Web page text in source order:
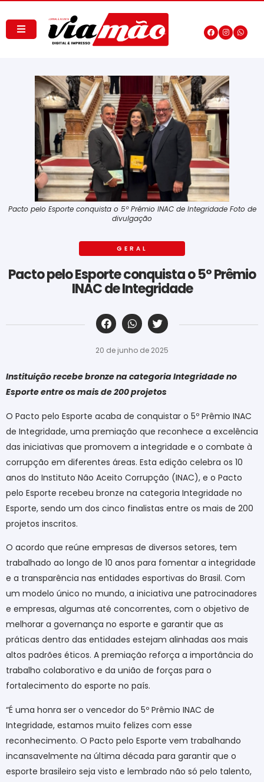
Pacto pelo Esporte conquista o 5º Prêmio INAC de Integridade Foto de
divulgação
GERAL
Pacto pelo Esporte conquista o 5º Prêmio
INAC de Integridade
‎ ‎ ‎ ‎ ‎ ‎ ‎ ‎ ‎ ‎ ‎ ‎ ‎ ‎ ‎ ‎ ‎ ‎ ‎ ‎ ‎ ‎ ‎ ‎ ‎ ‎ ‎ ‎ ‎ ‎ ‎
20 de junho de 2025
Instituição recebe bronze na categoria Integridade no
Esporte entre os mais de 200 projetos
O Pacto pelo Esporte acaba de conquistar o 5º Prêmio INAC
de Integridade, uma premiação que reconhece a excelência
das iniciativas que promovem a integridade e o combate à
corrupção em diferentes áreas. Esta edição celebra os 10
anos do Instituto Não Aceito Corrupção (INAC), e o Pacto
pelo Esporte recebeu bronze na categoria Integridade no
Esporte, sendo um dos cinco finalistas entre os mais de 200
projetos inscritos.
O acordo que reúne empresas de diversos setores, tem
trabalhado ao longo de 10 anos para fomentar a integridade
e a transparência nas entidades esportivas do Brasil. Com
um modelo único no mundo, a iniciativa une patrocinadores
e empresas, algumas até concorrentes, com o objetivo de
melhorar a governança no esporte e garantir que as
práticas dentro das entidades estejam alinhadas aos mais
altos padrões éticos. A premiação reforça a importância do
trabalho colaborativo e da união de forças para o
fortalecimento do esporte no país.
“É uma honra ser o vencedor do 5º Prêmio INAC de
Integridade, estamos muito felizes com esse
reconhecimento. O Pacto pelo Esporte vem trabalhando
incansavelmente na última década para garantir que o
esporte brasileiro seja visto e lembrado não só pelo talento,